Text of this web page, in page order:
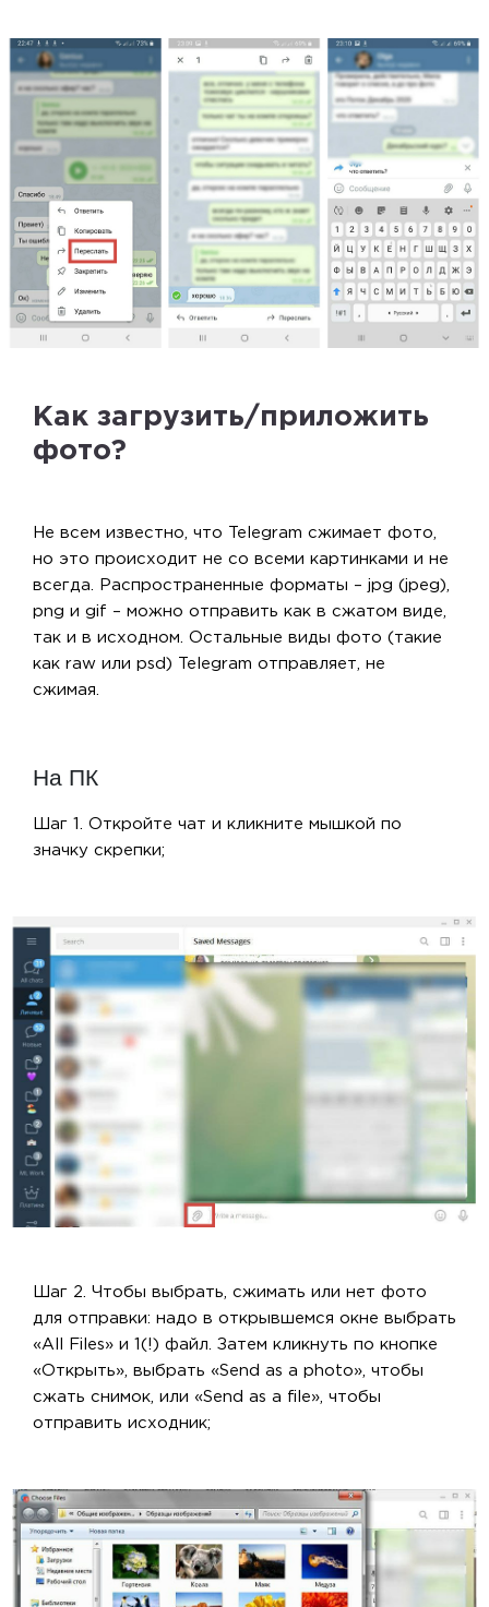
Как загрузить/приложить
фото?
Не всем известно, что Telegram сжимает фото,
но это происходит не со всеми картинками и не
всегда. Распространенные форматы – jpg (jpeg),
png и gif – можно отправить как в сжатом виде,
так и в исходном. Остальные виды фото (такие
как raw или psd) Telegram отправляет, не
сжимая.
На ПК
Шаг 1. Откройте чат и кликните мышкой по
значку скрепки;
Шаг 2. Чтобы выбрать, сжимать или нет фото
для отправки: надо в открывшемся окне выбрать
«All Files» и 1(!) файл. Затем кликнуть по кнопке
«Открыть», выбрать «Send as a photo», чтобы
сжать снимок, или «Send as a file», чтобы
отправить исходник;